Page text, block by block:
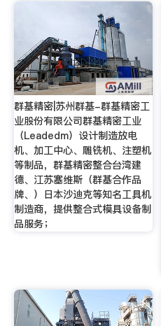
群基精密|苏州群基-群基精密工
业股份有限公司群基精密工业
（Leadedm）设计制造放电
机、加工中心、雕铣机、注塑机
等制品，群基精密整合台湾建
德、江苏塞维斯（群基合作品
牌、）日本沙迪克等知名工具机
制造商，提供整合式模具设备制
品服务；